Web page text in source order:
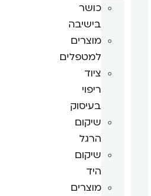
כושר
בישיבה
מוצרים
למטפלים
ציוד
ריפוי
בעיסוק
שיקום
הרגל
שיקום
היד
מוצרים